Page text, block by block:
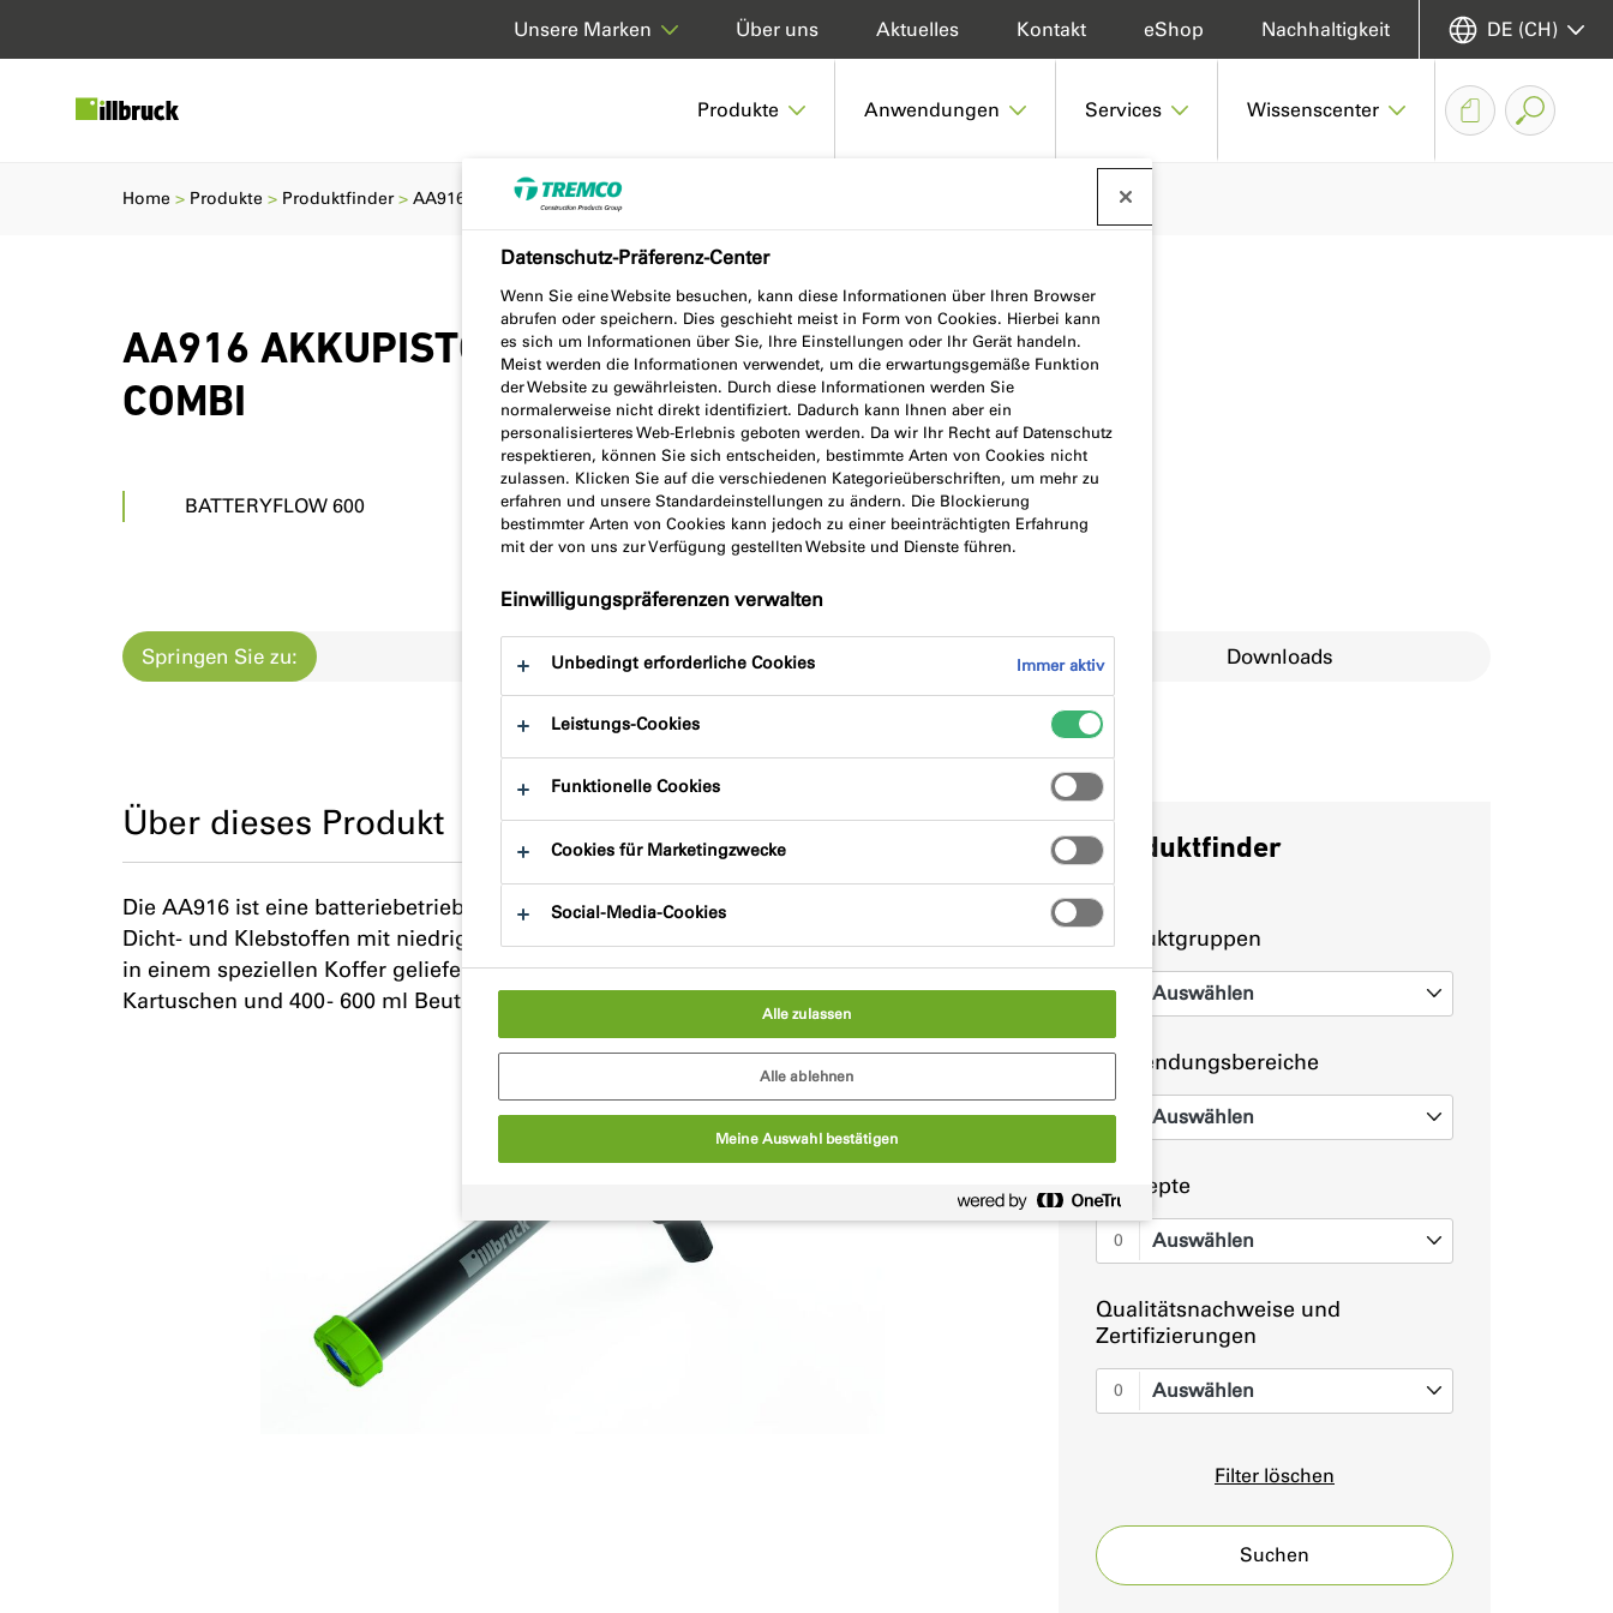
Produkte Anwendungen Services Wissenscenter
Über uns Aktuelles Kontakt eShop Nachhaltigkeit
Unsere Marken DE (CH)
AA916 AKKUPISTOLE 10.8 600
COMBI
BATTERYFLOW 600
Home Produkte Produktfinder AA916 AKKUPISTOLE 10.8 600 COMBI
Springen Sie zu: Produktbeschreibung Produktvorteile Downloads
Produktfinder
Produktgruppen
0 Auswählen
Anwendungsbereiche
0 Auswählen
Konzepte
0 Auswählen
Qualitätsnachweise und
Zertifizierungen
0 Auswählen
Filter löschen
Suchen
Über dieses Produkt
Die AA916 ist eine batteriebetriebene Pistole. Diese Version ist für die Verarbeitung von
Dicht- und Klebstoffen mit niedriger und mittlerer Viskosität konzipiert. Die Pistole wird
in einem speziellen Koffer geliefert, der zwei Batterien enthält. Geeignet für: 310ml
Kartuschen und 400 - 600 ml Beutel
Datenschutz-Präferenz-Center
Wenn Sie eine Website besuchen, kann diese Informationen über Ihren Browser
abrufen oder speichern. Dies geschieht meist in Form von Cookies. Hierbei kann
es sich um Informationen über Sie, Ihre Einstellungen oder Ihr Gerät handeln.
Meist werden die Informationen verwendet, um die erwartungsgemäße Funktion
der Website zu gewährleisten. Durch diese Informationen werden Sie
normalerweise nicht direkt identifiziert. Dadurch kann Ihnen aber ein
personalisierteres Web-Erlebnis geboten werden. Da wir Ihr Recht auf Datenschutz
respektieren, können Sie sich entscheiden, bestimmte Arten von Cookies nicht
zulassen. Klicken Sie auf die verschiedenen Kategorieüberschriften, um mehr zu
erfahren und unsere Standardeinstellungen zu ändern. Die Blockierung
bestimmter Arten von Cookies kann jedoch zu einer beeinträchtigten Erfahrung
mit der von uns zur Verfügung gestellten Website und Dienste führen.
Einwilligungspräferenzen verwalten
Unbedingt erforderliche Cookies Immer aktiv
Leistungs-Cookies
Funktionelle Cookies
Cookies für Marketingzwecke
Social-Media-Cookies
Alle zulassen
Alle ablehnen
Meine Auswahl bestätigen